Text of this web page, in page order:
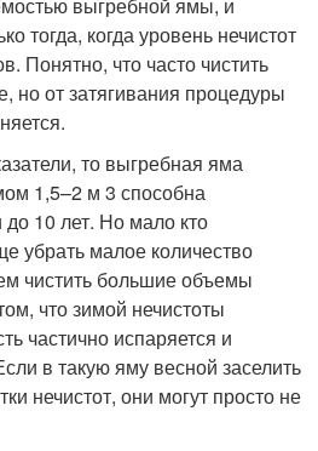
тогда, когда уровень нечистот
Понятно, что часто чистить
но от затягивания процедуры
то выгребная яма
1,5–2 м 3 способна
до 10 лет. Но мало кто
убрать малое количество
чистить большие объемы
что зимой нечистоты
частично испаряется и
в такую яму весной заселить
нечистот, они могут просто не